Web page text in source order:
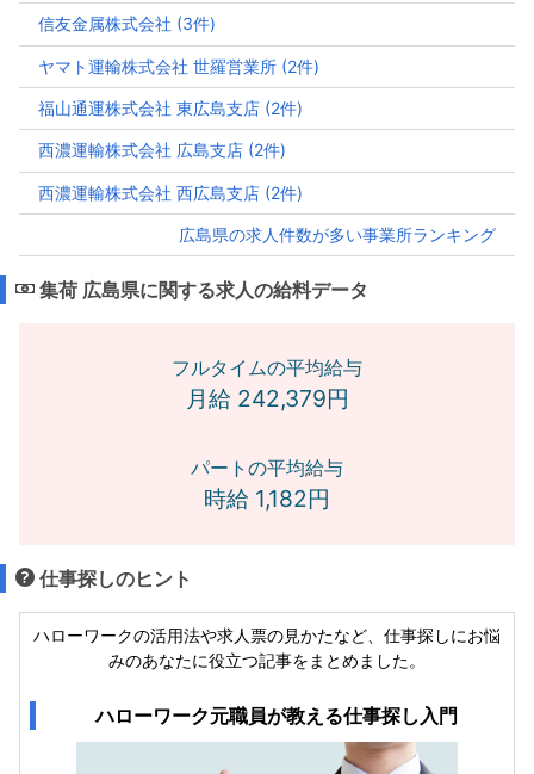
信友金属株式会社 (3件)
ヤマト運輸株式会社 世羅営業所 (2件)
福山通運株式会社 東広島支店 (2件)
西濃運輸株式会社 広島支店 (2件)
西濃運輸株式会社 西広島支店 (2件)
広島県の求人件数が多い事業所ランキング
集荷 広島県に関する求人の給料データ
フルタイムの平均給与
月給 242,379円
パートの平均給与
時給 1,182円
仕事探しのヒント
ハローワークの活用法や求人票の見かたなど、仕事探しにお悩
みのあなたに役立つ記事をまとめました。
ハローワーク元職員が教える仕事探し入門